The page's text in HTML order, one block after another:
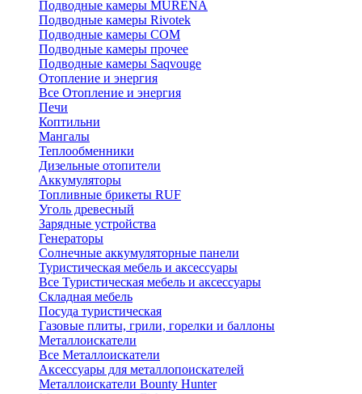
Подводные камеры MURENA
Подводные камеры Rivotek
Подводные камеры СОМ
Подводные камеры прочее
Подводные камеры Saqvouge
Отопление и энергия
Все Отопление и энергия
Печи
Коптильни
Мангалы
Теплообменники
Дизельные отопители
Аккумуляторы
Топливные брикеты RUF
Уголь древесный
Зарядные устройства
Генераторы
Солнечные аккумуляторные панели
Туристическая мебель и аксессуары
Все Туристическая мебель и аксессуары
Складная мебель
Посуда туристическая
Газовые плиты, грили, горелки и баллоны
Металлоискатели
Все Металлоискатели
Аксессуары для металлопоискателей
Металлоискатели Bounty Hunter